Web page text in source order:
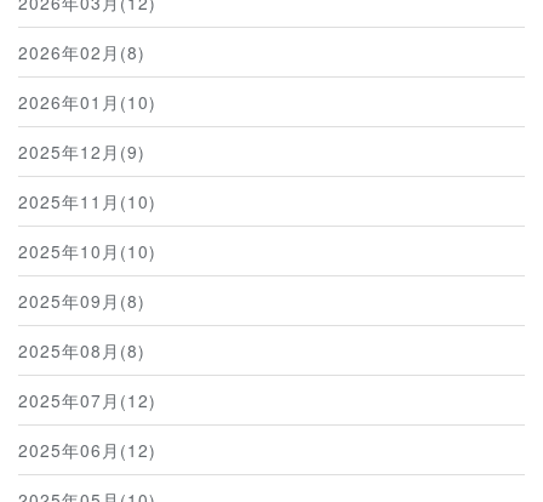
2026年02月(8)
2026年01月(10)
2025年12月(9)
2025年11月(10)
2025年10月(10)
2025年09月(8)
2025年08月(8)
2025年07月(12)
2025年06月(12)